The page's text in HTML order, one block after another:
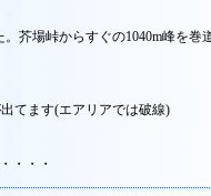
芥場峠からすぐの1040m峰を巻
てます(エアリアでは破線)
・・・